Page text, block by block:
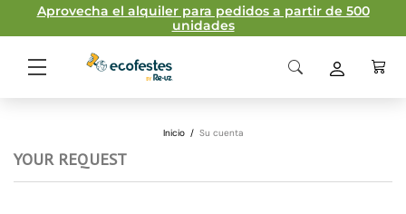
Aprovecha el alquiler para pedidos a partir de 500
unidades
Inicio / Su cuenta
YOUR REQUEST